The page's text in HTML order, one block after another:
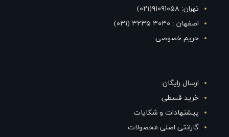
تهران: ۹۱۰۹۱۰۵۸(۰۲۱)
اصفهان : ۳۰۳۰ ۳۲۳۵ (۰۳۱)
حریم خصوصی
ارسال رایگان
خرید قسطی
پیشنهادات و شکایات
گارانتی اصلی محصولات